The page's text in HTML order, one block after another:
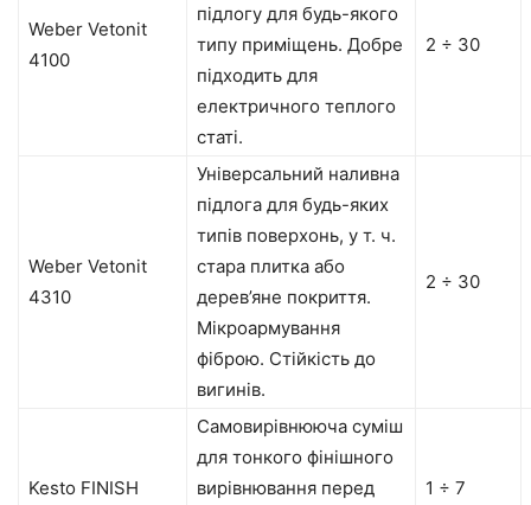
Weber Vetonit
4100
підлогу для будь-якого
типу приміщень. Добре
підходить для
електричного теплого
статі.
2 ÷ 30
Weber Vetonit
4310
Універсальний наливна
підлога для будь-яких
типів поверхонь, у т. ч.
стара плитка або
дерев’яне покриття.
Мікроармування
фіброю. Стійкість до
вигинів.
2 ÷ 30
Kesto FINISH
Самовирівнююча суміш
для тонкого фінішного
вирівнювання перед
1 ÷ 7